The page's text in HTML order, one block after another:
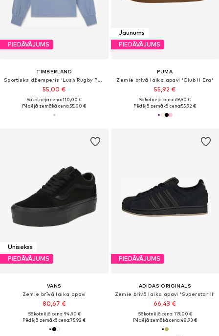
PIEDĀVĀJUMS
TIMBERLAND
Sportisks džemperis 'Lush Rugby Polo'
55,00 €
Sākotnējā cena: 110,00 €
Pēdējā zemākā cena:55,00 €
Jaunums
PIEDĀVĀJUMS
PUMA
Zemie brīvā laika apavi 'Club II Era'
55,92 €
Sākotnējā cena: 69,90 €
Pēdējā zemākā cena:55,92 €
Unisekss
PIEDĀVĀJUMS
VANS
Zemie brīvā laika apavi
80,67 €
Sākotnējā cena: 94,90 €
Pēdējā zemākā cena:75,92 €
PIEDĀVĀJUMS
ADIDAS ORIGINALS
Zemie brīvā laika apavi 'Superstar II'
66,43 €
Sākotnējā cena: 119,00 €
Pēdējā zemākā cena:48,93 €